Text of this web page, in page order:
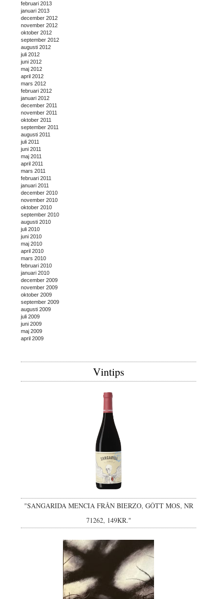
februari 2013
januari 2013
december 2012
november 2012
oktober 2012
september 2012
augusti 2012
juli 2012
juni 2012
maj 2012
april 2012
mars 2012
februari 2012
januari 2012
december 2011
november 2011
oktober 2011
september 2011
augusti 2011
juli 2011
juni 2011
maj 2011
april 2011
mars 2011
februari 2011
januari 2011
december 2010
november 2010
oktober 2010
september 2010
augusti 2010
juli 2010
juni 2010
maj 2010
april 2010
mars 2010
februari 2010
januari 2010
december 2009
november 2009
oktober 2009
september 2009
augusti 2009
juli 2009
juni 2009
maj 2009
april 2009
Vintips
"SANGARIDA MENCIA FRÅN BIERZO, GÔTT MOS, NR
71262, 149KR."